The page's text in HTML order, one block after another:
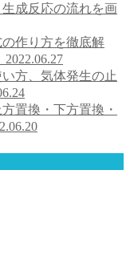
成反応の流れを画
の作り方を徹底解
2022.06.27
方、気体発生の止
置換・下方置換・